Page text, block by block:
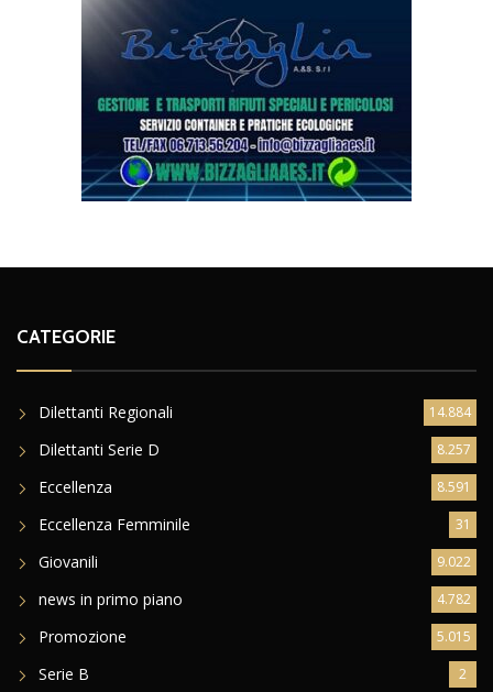
CATEGORIE
Dilettanti Regionali 14.884
Dilettanti Serie D 8.257
Eccellenza 8.591
Eccellenza Femminile 31
Giovanili 9.022
news in primo piano 4.782
Promozione 5.015
Serie B 2